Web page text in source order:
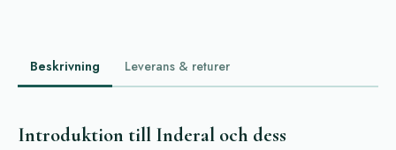
Beskrivning Leverans & returer
Introduktion till Inderal och dess